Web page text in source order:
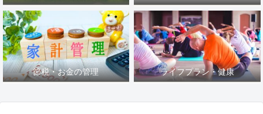
節税・お金の管理 ライフプラン・健康